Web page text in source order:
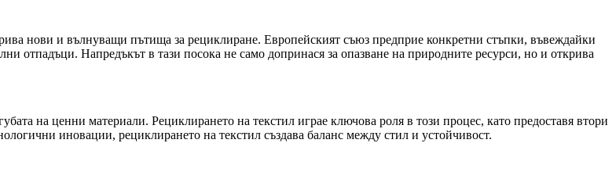
нови и вълнуващи пътища за рециклиране. Европейският съюз предприе конкретни стъпки, въвеждайки
отпадъци. Напредъкът в тази посока не само допринася за опазване на природните ресурси, но и открива
на ценни материали. Рециклирането на текстил играе ключова роля в този процес, като предоставя втори
иновации, рециклирането на текстил създава баланс между стил и устойчивост.